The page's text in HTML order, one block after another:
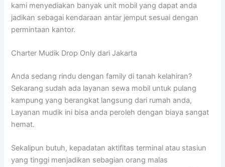
kami menyediakan banyak unit mobil yang dapat anda
jadikan sebagai kendaraan antar jemput sesuai dengan
permintaan kantor.
Charter Mudik Drop Only dari Jakarta
Anda sedang rindu dengan family di tanah kelahiran?
Sekarang sudah ada layanan sewa mobil untuk pulang
kampung yang berangkat langsung dari rumah anda,
Layanan mudik ini bisa anda peroleh dengan biaya sangat
hemat.
Sekalipun butuh, kepadatan aktifitas terminal atau stasiun
yang tinggi menjadikan sebagian orang malas